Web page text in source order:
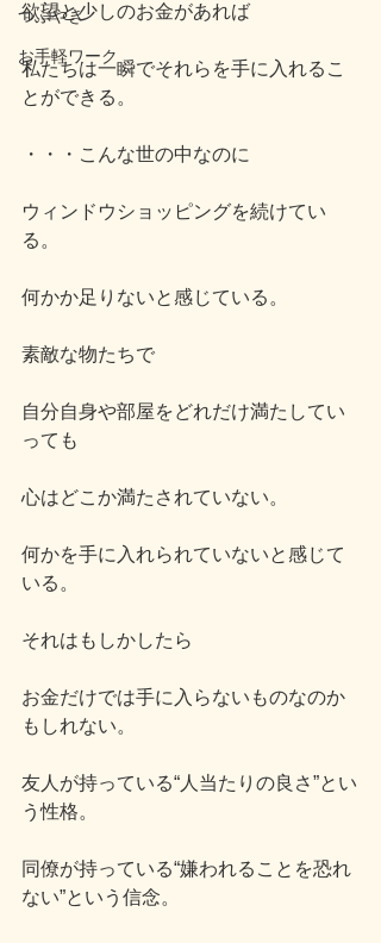
つぶやき
お手軽ワーク
欲望と少しのお金があれば
私たちは一瞬でそれらを手に入れるこ
とができる。
・・・こんな世の中なのに
ウィンドウショッピングを続けてい
る。
何かか足りないと感じている。
素敵な物たちで
自分自身や部屋をどれだけ満たしてい
っても
心はどこか満たされていない。
何かを手に入れられていないと感じて
いる。
それはもしかしたら
お金だけでは手に入らないものなのか
もしれない。
友人が持っている“人当たりの良さ”とい
う性格。
同僚が持っている“嫌われることを恐れ
ない”という信念。